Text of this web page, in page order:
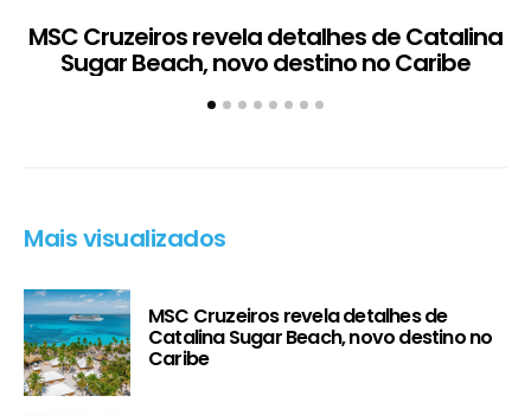
MSC Cruzeiros revela detalhes de Catalina
Sugar Beach, novo destino no Caribe
Mais visualizados
MSC Cruzeiros revela detalhes de
Catalina Sugar Beach, novo destino no
Caribe